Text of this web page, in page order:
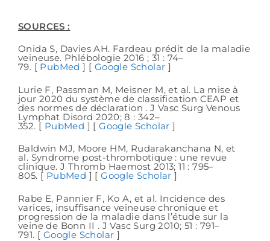
SOURCES :
Onida S, Davies AH. Fardeau prédit de la maladie
veineuse. Phlébologie 2016 ; 31 : 74–
79. [ PubMed ] [ Google Scholar ]
Lurie F, Passman M, Meisner M, et al. La mise à
jour 2020 du système de classification CEAP et
des normes de déclaration . J Vasc Surg Venous
Lymphat Disord 2020; 8 : 342–
352. [ PubMed ] [Google Scholar ]
Baldwin MJ, Moore HM, Rudarakanchana N, et
al. Syndrome post-thrombotique : une revue
clinique. J Thromb Haemost 2013; 11 : 795–
805. [ PubMed ] [Google Scholar ]
Rabe E, Pannier F, Ko A, et al. Incidence des
varices, insuffisance veineuse chronique et
progression de la maladie dans l’étude sur la
veine de Bonn II . J Vasc Surg 2010; 51 : 791–
791. [ Google Scholar ]